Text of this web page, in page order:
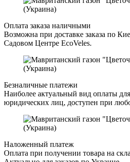
Оплата заказа наличными
Возможна при доставке заказа по
Садовом Центре EcoVeles.
Безналичные платежи
Наиболее актуальный вид оплаты
юридических лиц, доступен при
Наложенный платеж
Оплата при получении товара на